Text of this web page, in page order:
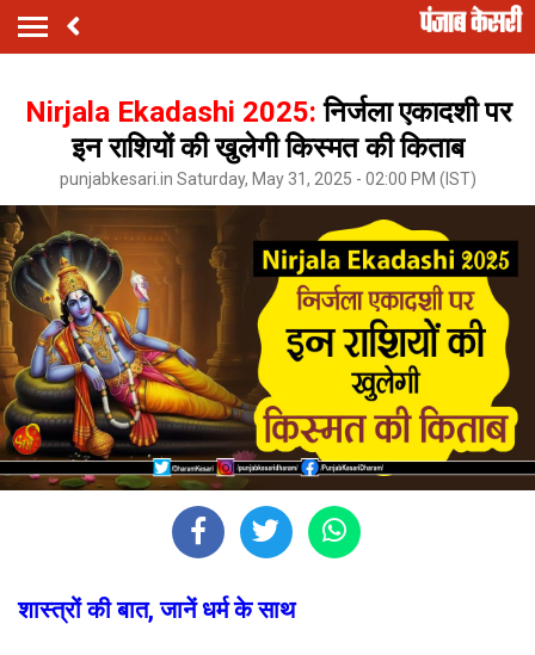
Nirjala Ekadashi 2025:निर्जला एकादशी पर
इन राशियों की खुलेगी किस्मत की किताब
punjabkesari.in Saturday, May 31, 2025 - 02:00 PM (IST)
शास्त्रों की बात, जानें धर्म के साथ